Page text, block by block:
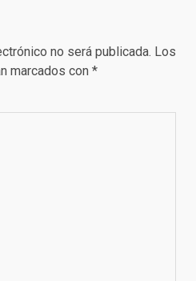
no será publicada. Los
marcados con *